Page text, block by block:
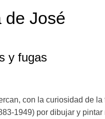
de José
y fugas
con la curiosidad de
1949) por dibujar y